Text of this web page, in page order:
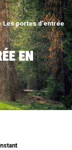
Les portes d’entrée
EN